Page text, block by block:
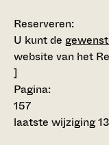
Reserveren:
U kunt de
website van het
]
Pagina:
157
laatste wijziging